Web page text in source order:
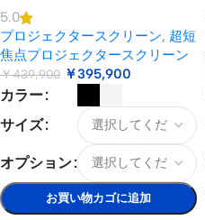
ジェクタースクリーン
5.0
プロジェクタースクリーン, 超短
焦点プロジェクタースクリーン
￥439,900 ￥395,900
カラー
サイズ
オプション
お買い物カゴに追加